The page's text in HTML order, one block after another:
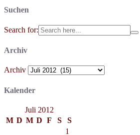
Suchen
Search for:
Archiv
Archiv
Kalender
Juli 2012
M D M D F S
S
1